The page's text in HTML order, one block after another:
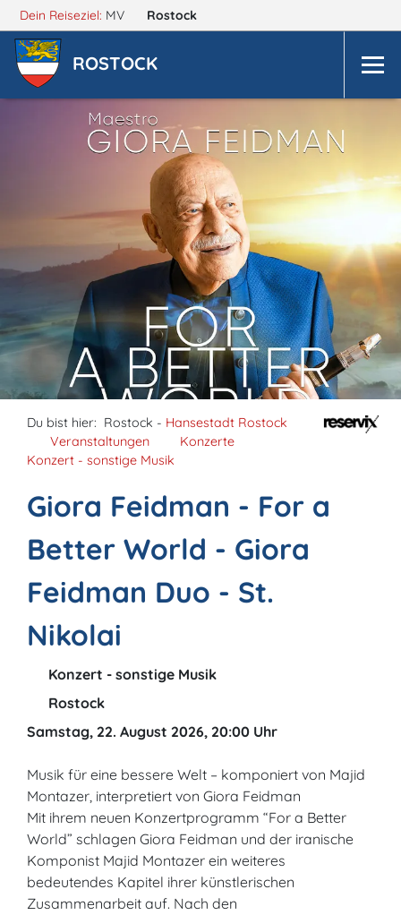
Dein Reiseziel: MV Rostock
ROSTOCK
Du bist hier: Rostock - Hansestadt Rostock
Veranstaltungen
Konzerte
Konzert - sonstige Musik
Giora Feidman - For a
Better World - Giora
Feidman Duo - St.
Nikolai
Konzert - sonstige Musik
Rostock
Samstag, 22. August 2026, 20:00 Uhr
Musik für eine bessere Welt – komponiert von Majid
Montazer, interpretiert von Giora Feidman
Mit ihrem neuen Konzertprogramm “For a Better
World” schlagen Giora Feidman und der iranische
Komponist Majid Montazer ein weiteres
bedeutendes Kapitel ihrer künstlerischen
Zusammenarbeit auf. Nach den